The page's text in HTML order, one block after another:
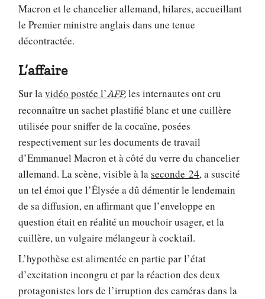
Macron et le chancelier allemand, hilares, accueillant
le Premier ministre anglais dans une tenue
décontractée.
L’affaire
Sur lavidéo postée l’AFP, les internautes ont cru
reconnaître un sachet plastifié blanc et une cuillère
utilisée pour sniffer de la cocaïne, posées
respectivement sur les documents de travail
d’Emmanuel Macron et à côté du verre du chancelier
allemand. La scène, visible à laseconde 24, a suscité
un tel émoi que l’Élysée a dû démentir le lendemain
de sa diffusion, en affirmant que l’enveloppe en
question était en réalité un mouchoir usager, et la
cuillère, un vulgaire mélangeur à cocktail.
L’hypothèse est alimentée en partie par l’état
d’excitation incongru et par la réaction des deux
protagonistes lors de l’irruption des caméras dans la